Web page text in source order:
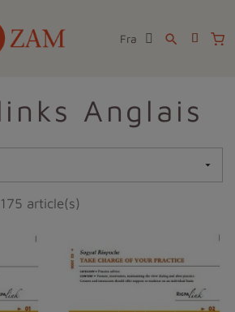
Fra search
Anglais

article(s)